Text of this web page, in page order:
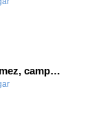
Podcast 25/26 - Sandra Gómez, campeona de Enduro
-